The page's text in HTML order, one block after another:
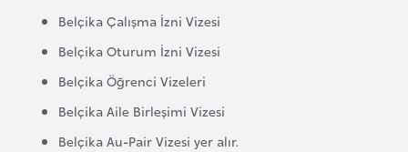
Belçika Çalışma İzni Vizesi
Belçika Oturum İzni Vizesi
Belçika Öğrenci Vizeleri
Belçika Aile Birleşimi Vizesi
Belçika Au-Pair Vizesi yer alır.